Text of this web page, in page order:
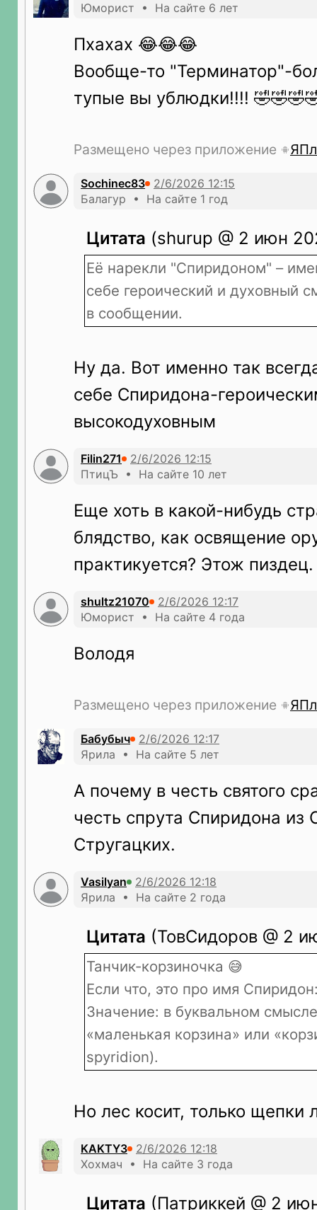
Юморист • На сайте 6 лет
Пхахах 😂😂😂
Вообще-то "Терминатор"-
тупые вы ублюдки!!!!
Размещено через приложение
Sochinec83
Балагур • На сайте 1 год
Цитата (shurup @ 2 июн
Её нарекли "Спиридоном" –
себе героический и духовный
в сообщении.
Ну да. Вот именно так
себе Спиридона-
высокодуховным
Filin271
ПтицЪ • На сайте 10 лет
Еще хоть в какой-нибудь
блядство, как освящение
практикуется? Этож пиздец.
shultz21070
Юморист • На сайте 4 года
Володя
Размещено через приложение
Бабубыч
Ярила • На сайте 5 лет
А почему в честь святого
честь спрута Спиридона из
Стругацких.
Vasilyan
Ярила • На сайте 2 года
Цитата (ТовСидоров @ 2
Танчик-корзиночка 😅
Если что, это про имя
Значение: в буквальном
«маленькая корзина» или
spyridion).
Но лес косит, только щепки
KAKTY3
Хохмач • На сайте 3 года
Цитата (Патриккей @ 2